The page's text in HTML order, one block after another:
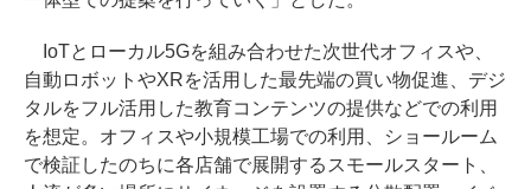
IoTとローカル5Gを組み合わせた次世代オフィスや、
自動ロボットやXRを活用した最先端の買い物促進、デジ
タルをフル活用した教育コンテンツの提供などでの利用
を想定。オフィスや小規模工場での利用、ショールーム
で検証したのちに各店舗で展開するスモールスタート、